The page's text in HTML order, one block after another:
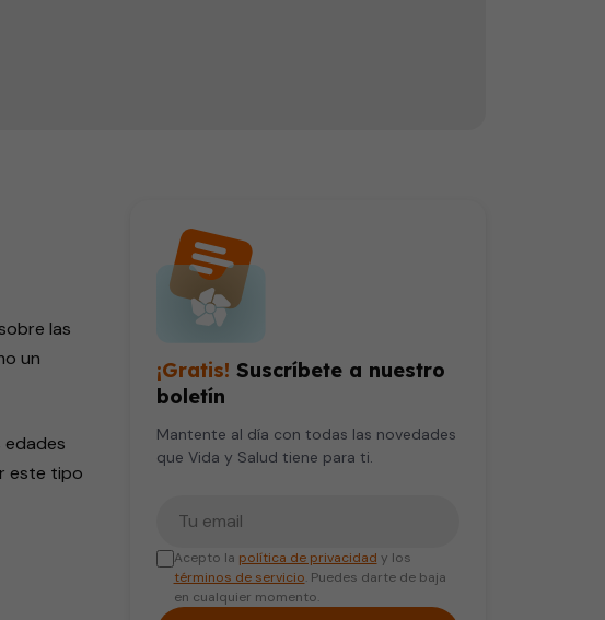
las
un
edades
este tipo
¡Gratis! Suscríbete a nuestro
boletín
Mantente al día con todas las novedades
que Vida y Salud tiene para ti.
Acepto la política de privacidad y los
términos de servicio. Puedes darte de baja
en cualquier momento.